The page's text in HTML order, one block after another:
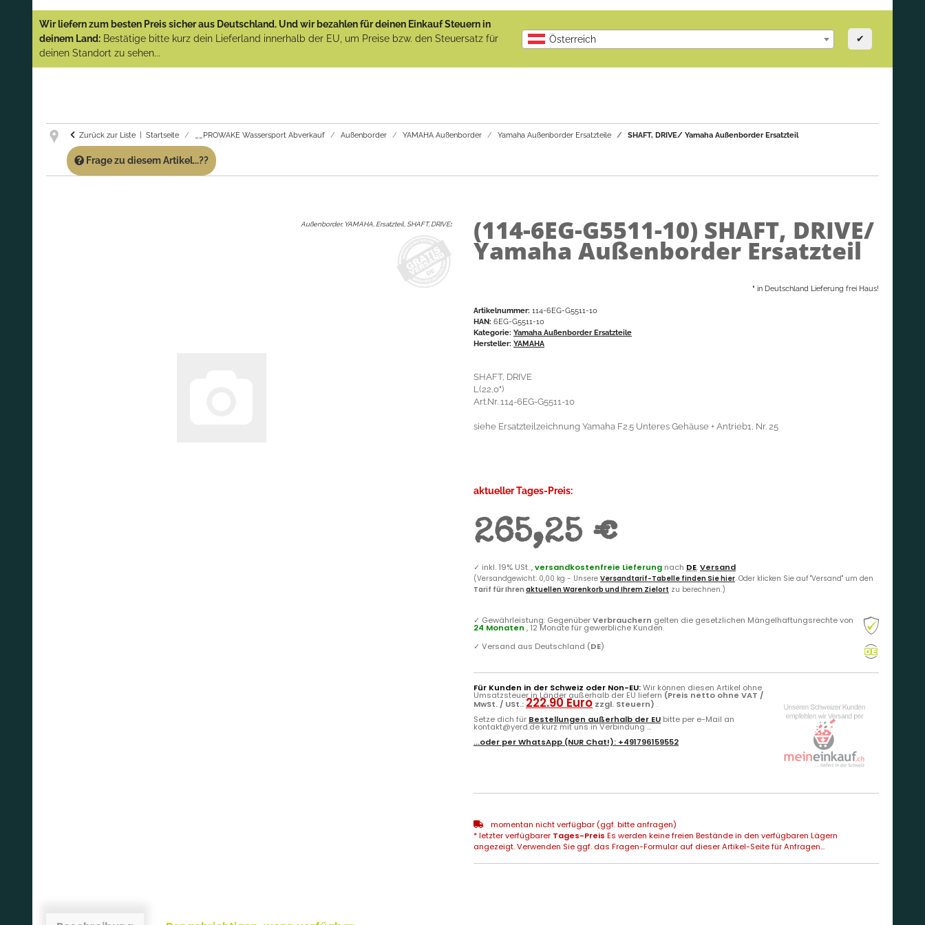
(Abverkauf)!
GARANTIE UND SERVICE:
Artikeln einfach an!
Wir liefern zum besten Preis sicher aus Deutschland. Und wir bezahlen für deinen Einkauf Steuern in
deinem Land: Bestätige bitte kurz dein Lieferland innerhalb der EU, um Preise bzw. den Steuersatz für
deinen Standort zu sehen...
Österreich ✔
Zurück zur Liste Startseite __PROWAKE Wassersport Abverkauf Außenborder YAMAHA Außenborder Yamaha Außenborder Ersatzteile SHAFT, DRIVE/ Yamaha Außenborder Ersatzteil
Frage zu diesem Artikel...??
Außenborder, YAMAHA, Ersatzteil, SHAFT, DRIVE: (114-6EG-G5511-10) SHAFT, DRIVE/
Yamaha Außenborder Ersatzteil
* in Deutschland Lieferung frei Haus!
Artikelnummer: 114-6EG-G5511-10
HAN: 6EG-G5511-10
Kategorie: Yamaha Außenborder Ersatzteile
Hersteller: YAMAHA
SHAFT, DRIVE
L(22,0")
Art.Nr. 114-6EG-G5511-10
siehe Ersatzteilzeichnung Yamaha F2.5 Unteres Gehäuse + Antrieb1, Nr. 25
aktueller Tages-Preis:
265,25 €
✓ inkl. 19% USt. ,versandkostenfreie Lieferung nach DE.Versand
(Versandgewicht: 0,00 kg - Unsere Versandtarif-Tabelle finden Sie hier. Oder klicken Sie auf "Versand" um den
Tarif für Ihren aktuellen Warenkorb und Ihrem Zielort zu berechnen.)
✓ Gewährleistung: GegenüberVerbrauchern gelten die gesetzlichen Mängelhaftungsrechte von
24 Monaten , 12 Monate für gewerbliche Kunden.
✓ Versand aus Deutschland (DE)
Für Kunden in der Schweiz oder Non-EU:Wir können diesen Artikel ohne
Umsatzsteuer in Länder außerhalb der EU liefern (Preis netto ohne VAT /
MwSt. / USt.: 222.90 Euro zzgl. Steuern) .
Setze dich für Bestellungen außerhalb der EU bitte per e-Mail an
kontakt@yerd.de kurz mit uns in Verbindung ...
...oder perWhatsApp (NUR Chat!): +491796159552
momentan nicht verfügbar (ggf. bitte anfragen)
* letzter verfügbarer Tages-Preis Es werden keine freien Bestände in den verfügbaren Lägern
angezeigt. Verwenden Sie ggf. das Fragen-Formular auf dieser Artikel-Seite für Anfragen...